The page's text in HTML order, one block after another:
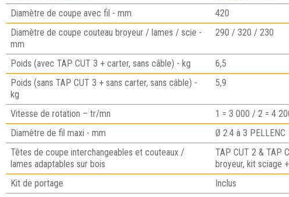
Diamètre de coupe avec fil - mm
420
Diamètre de coupe couteau broyeur / lames / scie -
mm
290 / 320 / 230
Poids (avec TAP CUT 3 + carter, sans câble) - kg
6,5
Poids (sans TAP CUT 3 + sans carter, sans câble) -
kg
5,9
Vitesse de rotation – tr/mn
1 = 3 000 / 2 = 4
Diamètre de fil maxi - mm
Ø 2.4 à 3 PELLENC
Têtes de coupe interchangeables et couteaux /
lames adaptables sur bois
TAP CUT 2 & TAP
broyeur, kit sciage
Kit de portage
Inclus